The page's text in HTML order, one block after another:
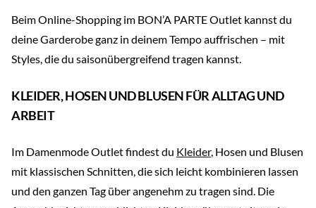
Beim Online-Shopping im BON’A PARTE Outlet kannst du
deine Garderobe ganz in deinem Tempo auffrischen – mit
Styles, die du saisonübergreifend tragen kannst.
KLEIDER, HOSEN UND BLUSEN FÜR ALLTAG UND
ARBEIT
Im Damenmode Outlet findest du Kleider, Hosen und Blusen
mit klassischen Schnitten, die sich leicht kombinieren lassen
und den ganzen Tag über angenehm zu tragen sind. Die